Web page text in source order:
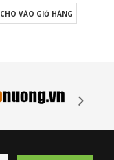
CHO VÀO GIỎ HÀNG